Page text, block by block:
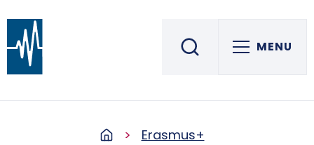
Střední škola informatiky, elektrotechniky a řemesel
ROŽNOV POD RADHOŠTĚM MENU
Erasmus+